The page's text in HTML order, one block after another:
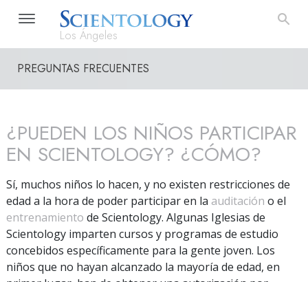
Los Ángeles
PREGUNTAS FRECUENTES
¿PUEDEN LOS NIÑOS PARTICIPAR
EN SCIENTOLOGY? ¿CÓMO?
Sí, muchos niños lo hacen, y no existen restricciones de
edad a la hora de poder participar en la auditación o el
entrenamiento de Scientology. Algunas Iglesias de
Scientology imparten cursos y programas de estudio
concebidos específicamente para la gente joven. Los
niños que no hayan alcanzado la mayoría de edad, en